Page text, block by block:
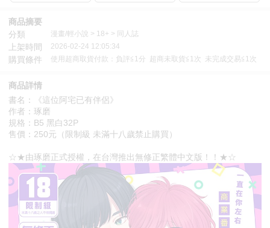
商品摘要
分類
漫畫/輕小說 > 18+ > 同人誌
上架時間 2026-02-24 12:05:34
購買條件 使用超商取貨付款：負評≦1分 超商未取貨≦1次 未完成交易≦1次
商品詳情
書名：《這位阿宅已有伴侶》
作者：琢磨
規格：B5 黑白32P
售價：250元（限制級 未滿十八歲禁止購買）
☆★由琢磨正式授權，在台灣推出無修正繁體中文版！！★☆